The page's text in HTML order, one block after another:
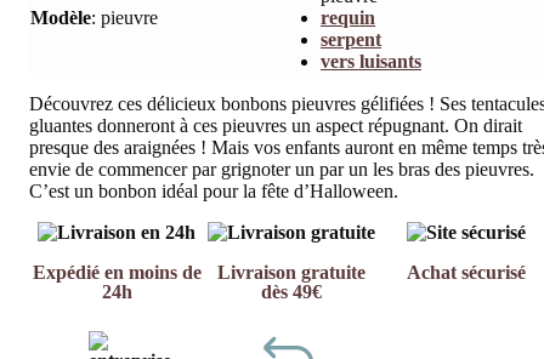
Découvrez ces délicieux bonbons pieuvres gélifiées ! Ses
gluantes donneront à ces pieuvres un aspect répugnant. On dirait
presque des araignées ! Mais vos enfants auront en même temps
envie de commencer par grignoter un par un les bras des pieuvres.
C’est un bonbon idéal pour la fête d’Halloween.
Modèle: pieuvre
requin
serpent
vers luisants
Expédié en moins de
24h
Livraison gratuite
dès 49€
Achat sécurisé